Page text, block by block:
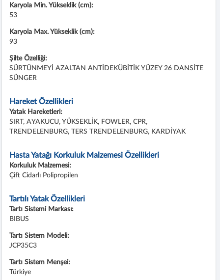
Karyola Min. Yükseklik (cm):
53
Karyola Max. Yükseklik (cm):
93
Şilte Özelliği:
SÜRTÜNMEYİ AZALTAN ANTİDEKÜBİTİK YÜZEY 26 DANSİTE
SÜNGER
Hareket Özellikleri
Yatak Hareketleri:
SIRT, AYAKUCU, YÜKSEKLİK, FOWLER, CPR,
TRENDELENBURG, TERS TRENDELENBURG, KARDİYAK
Hasta Yatağı Korkuluk Malzemesi Özellikleri
Korkuluk Malzemesi:
Çift Cidarlı Polipropilen
Tartılı Yatak Özellikleri
Tartı Sistemi Markası:
BIBUS
Tartı Sistem Modeli:
JCP35C3
Tartı Sistem Menşei:
Türkiye